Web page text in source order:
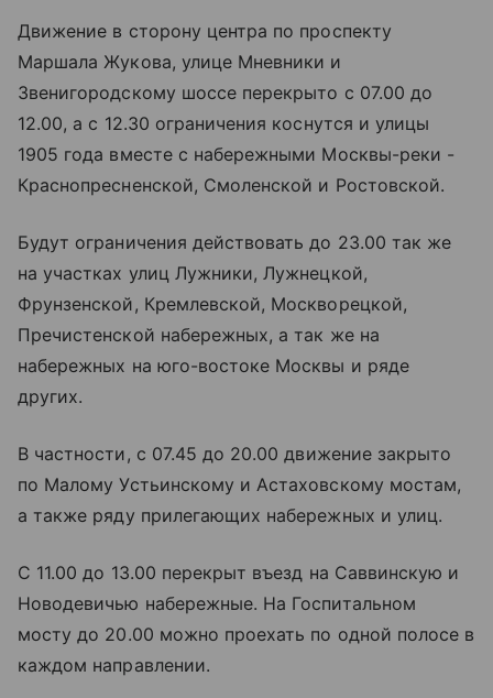
Движение в сторону центра по проспекту
Маршала Жукова, улице Мневники и
Звенигородскому шоссе перекрыто с 07.00 до
12.00, а с 12.30 ограничения коснутся и улицы
1905 года вместе с набережными Москвы-реки -
Краснопресненской, Смоленской и Ростовской.
Будут ограничения действовать до 23.00 так же
на участках улиц Лужники, Лужнецкой,
Фрунзенской, Кремлевской, Москворецкой,
Пречистенской набережных, а так же на
набережных на юго-востоке Москвы и ряде
других.
В частности, с 07.45 до 20.00 движение закрыто
по Малому Устьинскому и Астаховскому мостам,
а также ряду прилегающих набережных и улиц.
С 11.00 до 13.00 перекрыт въезд на Саввинскую и
Новодевичью набережные. На Госпитальном
мосту до 20.00 можно проехать по одной полосе в
каждом направлении.